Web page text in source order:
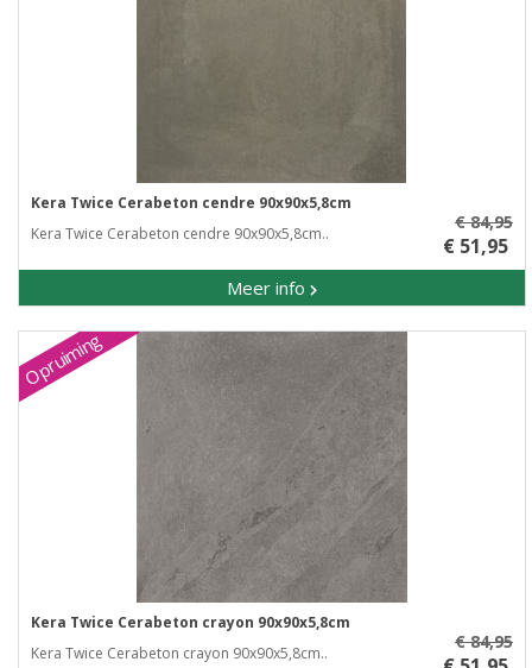
Kera Twice Cerabeton cendre 90x90x5,8cm
Kera Twice Cerabeton cendre 90x90x5,8cm..
Meer info
€ 84,95
€ 51,95
Opruiming
Kera Twice Cerabeton crayon 90x90x5,8cm
Kera Twice Cerabeton crayon 90x90x5,8cm..
€ 84,95